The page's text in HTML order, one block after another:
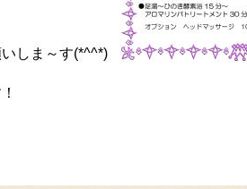
しま～す(*^^*)